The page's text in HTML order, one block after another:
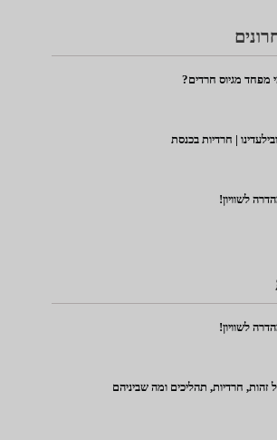
מפחד מגיוס חרדים?
| חרדיות בכנסת
לשוויון!
לשוויון!
זהות, חרדיות, תהליכים ומה שביניהם